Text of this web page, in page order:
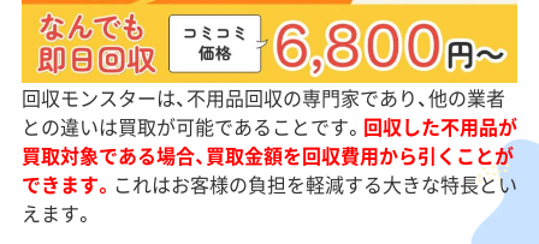
回収モンスターは、不用品回収の専門家であり、他の業者
との違いは買取が可能であることです。 回収した不用品が
買取対象である場合、買取金額を回収費用から引くことが
できます。 これはお客様の負担を軽減する大きな特長とい
えます。